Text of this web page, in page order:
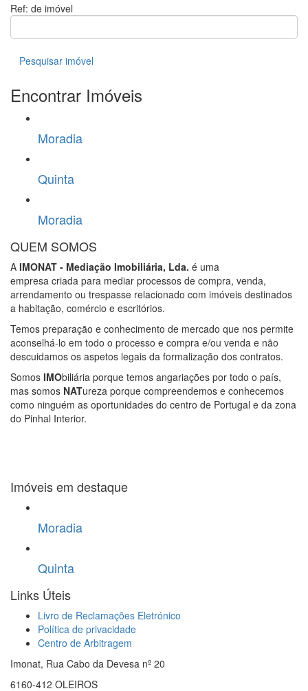
Ref: de imóvel
Pesquisar imóvel
Encontrar Imóveis
Moradia
Quinta
Moradia
QUEM SOMOS
A IMONAT - Mediação Imobiliária, Lda. é uma
empresa criada para mediar processos de compra, venda,
arrendamento ou trespasse relacionado com imóveis destinados
a habitação, comércio e escritórios.
Temos preparação e conhecimento de mercado que nos permite
aconselhá-lo em todo o processo e compra e/ou venda e não
descuidamos os aspetos legais da formalização dos contratos.
Somos IMObiliária porque temos angariações por todo o país,
mas somos NATureza porque compreendemos e conhecemos
como ninguém as oportunidades do centro de Portugal e da zona
do Pinhal Interior.
Imóveis em destaque
Moradia
Quinta
Links Úteis
Livro de Reclamações Eletrónico
Política de privacidade
Centro de Arbitragem
Imonat, Rua Cabo da Devesa nº 20
6160-412 OLEIROS